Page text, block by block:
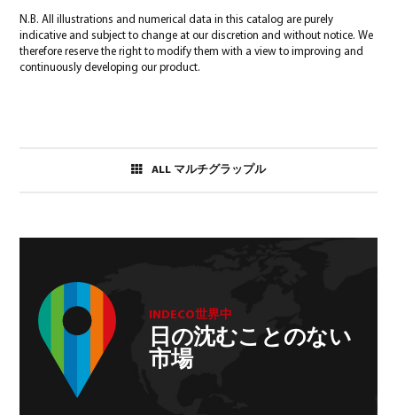
N.B. All illustrations and numerical data in this catalog are purely
indicative and subject to change at our discretion and without notice. We
therefore reserve the right to modify them with a view to improving and
continuously developing our product.
ALL マルチグラップル
INDECO世界中
日の沈むことのない
市場